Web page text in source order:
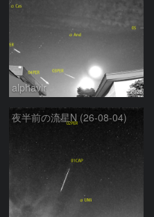
alphavir
夜半前の流星N (26-08-04)